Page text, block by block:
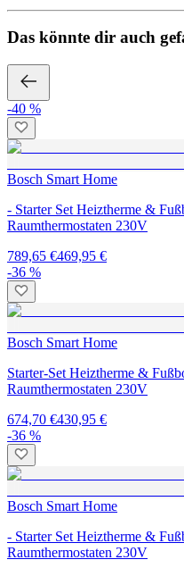
Das könnte dir auch
-40 %
Bosch Smart Home
- Starter Set Heiztherme &
Raumthermostaten 230V
789,65 €469,95 €
-36 %
Bosch Smart Home
Starter-Set Heiztherme &
Raumthermostaten 230V
674,70 €430,95 €
-36 %
Bosch Smart Home
- Starter Set Heiztherme &
Raumthermostaten 230V